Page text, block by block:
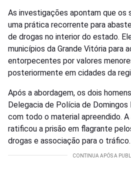
As investigações apontam que os
uma prática recorrente para
de drogas no interior do estado.
municípios da Grande Vitória para
entorpecentes por valores
posteriormente em cidades da
Após a abordagem, os dois
Delegacia de Polícia de
com todo o material apreendido. A
ratificou a prisão em flagrante
drogas e associação para o tráfico.